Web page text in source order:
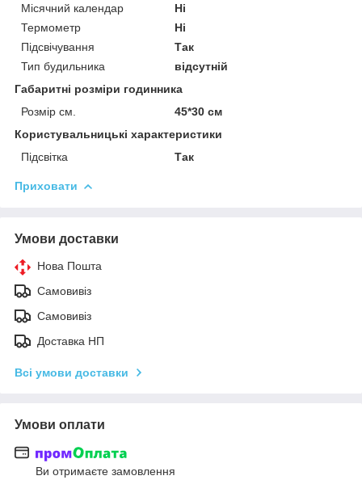
Місячний календар
Ні
Термометр
Ні
Підсвічування
Так
Тип будильника
відсутній
Габаритні розміри годинника
Розмір см.
45*30 см
Користувальницькі характеристики
Підсвітка
Так
Приховати
Умови доставки
Нова Пошта
Самовивіз
Самовивіз
Доставка НП
Всі умови доставки
Умови оплати
Ви отримаєте замовлення